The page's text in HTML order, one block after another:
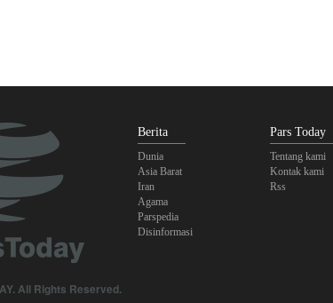
All Rights Reserved.
Berita
Dunia
Asia Barat
Iran
Agama
Parspedia
Disinformasi
Pars Today
Tentang kami
Kontak kami
Rss